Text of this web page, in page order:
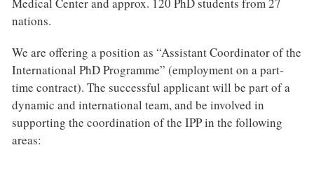
nations.
We are offering a position as “Assistant Coordinator of the
International PhD Programme” (employment on a part-
time contract). The successful applicant will be part of a
dynamic and international team, and be involved in
supporting the coordination of the IPP in the following
areas: